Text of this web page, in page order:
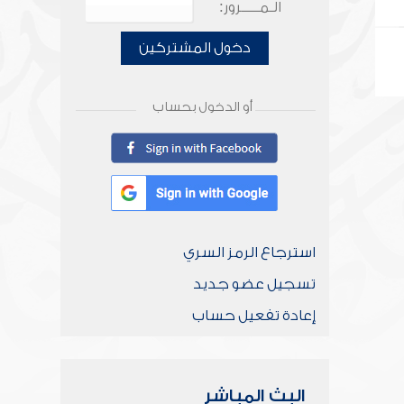
الـمـــــرور:
دخول المشتركين
أو الدخول بحساب
استرجاع الرمز السري
تسجيل عضو جديد
إعادة تفعيل حساب
البث المباشر